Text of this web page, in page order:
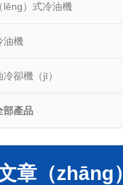
lěng）式冷油機
油機
卻機（jī）
部產品
章（zhāng）